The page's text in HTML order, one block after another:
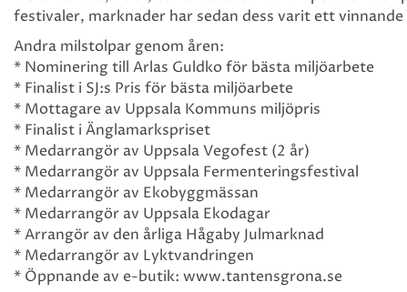
festivaler, marknader har sedan dess varit ett
Andra milstolpar genom åren:
* Nominering till Arlas Guldko för bästa miljöarbete
* Finalist i SJ:s Pris för bästa miljöarbete
* Mottagare av Uppsala Kommuns miljöpris
* Finalist i Änglamarkspriset
* Medarrangör av Uppsala Vegofest (2 år)
* Medarrangör av Uppsala Fermenteringsfestival
* Medarrangör av Ekobyggmässan
* Medarrangör av Uppsala Ekodagar
* Arrangör av den årliga Hågaby Julmarknad
* Medarrangör av Lyktvandringen
* Öppnande av e-butik: www.tantensgrona.se